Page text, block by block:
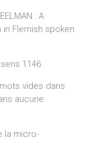
: A
Flemish spoken
1146
vides dans
aucune
la micro-